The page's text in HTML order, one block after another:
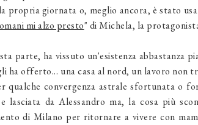
propria giornata o, meglio ancora, è stato
mi alzo presto" di Michela, la
parte, ha vissuto un'esistenza abbastanza
ha offerto... una casa al nord, un lavoro non
qualche convergenza astrale sfortunata o
lasciata da Alessandro ma, la cosa più
di Milano per ritornare a vivere con